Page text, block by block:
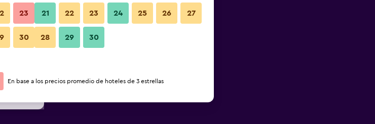
oferta
oferta
oferta
23
30
21 22 23 24 25 26 27
28 29 30
En base a los precios promedio de hoteles de 3 estrellas